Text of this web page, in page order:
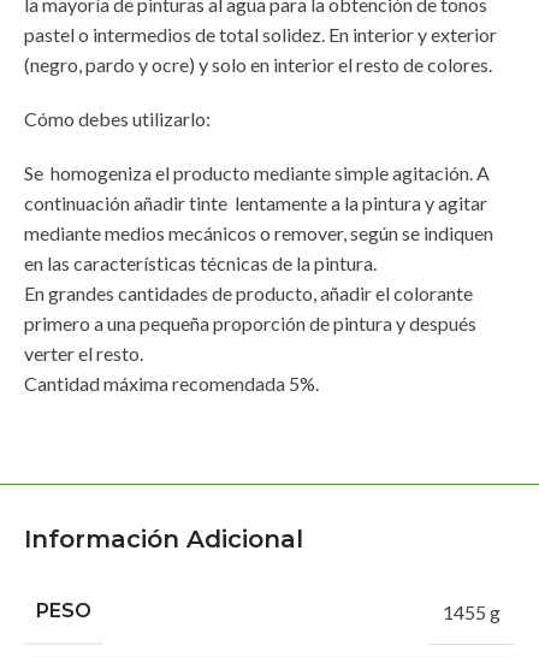
pastel o intermedios de total solidez. En interior y exterior
(negro, pardo y ocre) y solo en interior el resto de colores.
Cómo debes utilizarlo:
Se homogeniza el producto mediante simple agitación. A
continuación añadir tinte lentamente a la pintura y agitar
mediante medios mecánicos o remover, según se indiquen
en las características técnicas de la pintura.
En grandes cantidades de producto, añadir el colorante
primero a una pequeña proporción de pintura y después
verter el resto.
Cantidad máxima recomendada 5%.
Información Adicional
PESO 1455 g